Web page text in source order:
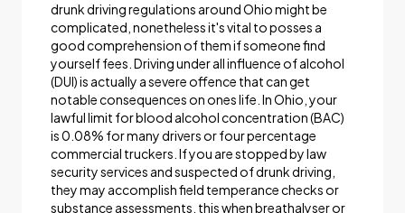
drunk driving regulations around Ohio might be
complicated, nonetheless it's vital to posses a
good comprehension of them if someone find
yourself fees. Driving under all influence of alcohol
(DUI) is actually a severe offence that can get
notable consequences on ones life. In Ohio, your
lawful limit for blood alcohol concentration (BAC)
is 0.08% for many drivers or four percentage
commercial truckers. If you are stopped by law
security services and suspected of drunk driving,
they may accomplish field temperance checks or
substance assessments, this when breathalyser or